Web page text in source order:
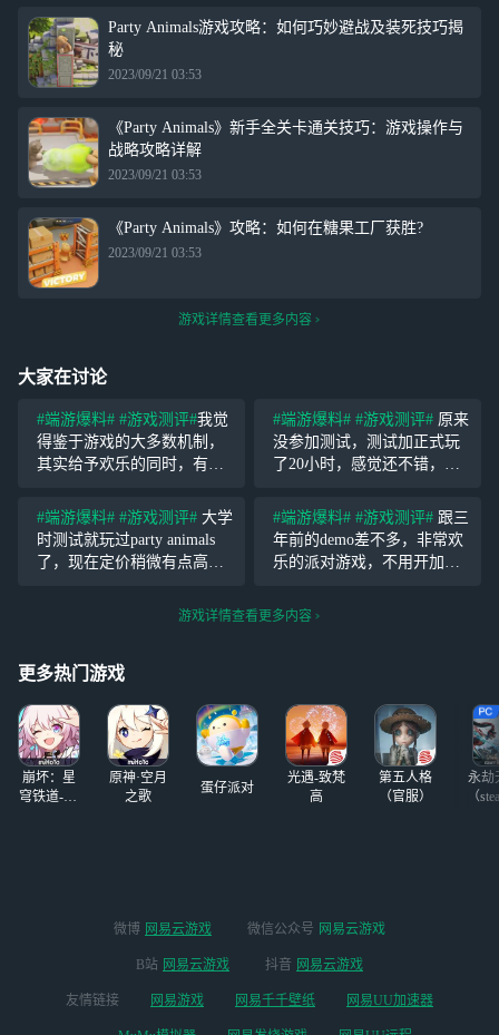
Party Animals游戏攻略：如何巧妙避战及装死技巧揭
秘
2023/09/21 03:53
《Party Animals》新手全关卡通关技巧：游戏操作与
战略攻略详解
2023/09/21 03:53
《Party Animals》攻略：如何在糖果工厂获胜?
2023/09/21 03:53
游戏详情查看更多内容
大家在讨论
#端游爆料# #游戏测评#我觉
得鉴于游戏的大多数机制，
其实给予欢乐的同时，有更
更持续，毕竟，也不能一直
欢乐下去，会麻木，快乐之
后还会有什么吸引我们继续
#端游爆料# #游戏测评# 原来
没参加测试，测试加正式玩
了20小时，感觉还不错，目
还是过多的，后期最好可以
饼干兑换猛兽钱钱，游戏比
较新颖，跟朋友们一起玩欢
#端游爆料# #游戏测评# 大学
时测试就玩过party animals
了，现在定价稍微有点高，
挺欢乐的，有朋友玩的话游
分支，来来去
#端游爆料# #游戏测评# 跟三
年前的demo差不多，非常欢
乐的派对游戏，不用开加速
把别人打晕的那一下时
游戏详情查看更多内容
更多热门游戏
崩坏：星
穹铁道-4.4
原神·空月
之歌
蛋仔派对
光遇-致梵
高
第五人格
（官服）
永劫
（
微博 网易云游戏 微信公众号 网易云游戏
B站 网易云游戏 抖音 网易云游戏
友情链接 网易游戏 网易千千壁纸 网易UU加速器